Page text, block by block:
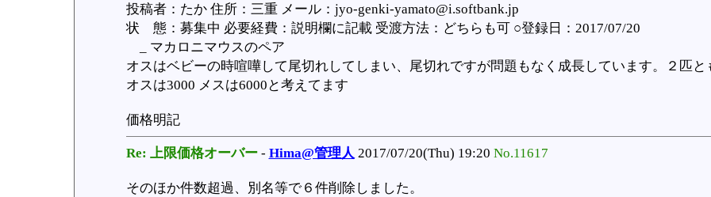
投稿者：たか 住所：三重 メール：jyo-genki-yamato@i.softbank.jp
状 態：募集中 必要経費：説明欄に記載 受渡方法：どちらも可 ○登録日：2017/07/20
_ マカロニマウスのペア
オスはベビーの時喧嘩して尾切れしてしまい、尾切れですが問題もなく成長しています。２匹
オスは3000 メスは6000と考えてます
価格明記
Re: 上限価格オーバー- Hima@管理人 2017/07/20(Thu) 19:20 No.11617
そのほか件数超過、別名等で６件削除しました。